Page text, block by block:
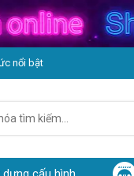
nổi bật